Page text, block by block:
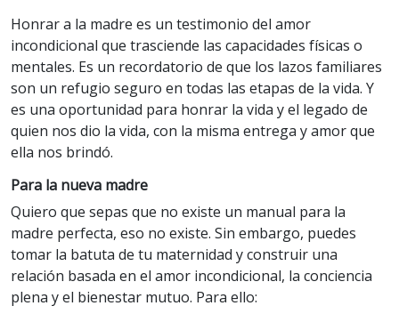
Honrar a la madre es un testimonio del amor
incondicional que trasciende las capacidades físicas o
mentales. Es un recordatorio de que los lazos familiares
son un refugio seguro en todas las etapas de la vida. Y
es una oportunidad para honrar la vida y el legado de
quien nos dio la vida, con la misma entrega y amor que
ella nos brindó.
Para la nueva madre
Quiero que sepas que no existe un manual para la
madre perfecta, eso no existe. Sin embargo, puedes
tomar la batuta de tu maternidad y construir una
relación basada en el amor incondicional, la conciencia
plena y el bienestar mutuo. Para ello: